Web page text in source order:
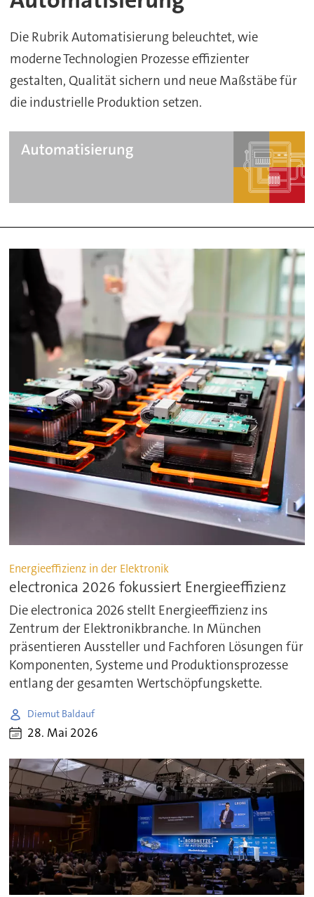
Die Rubrik Automatisierung beleuchtet, wie
moderne Technologien Prozesse effizienter
gestalten, Qualität sichern und neue Maßstäbe für
die industrielle Produktion setzen.
Energieeffizienz in der Elektronik
electronica 2026 fokussiert Energieeffizienz
Die electronica 2026 stellt Energieeffizienz ins
Zentrum der Elektronikbranche. In München
präsentieren Aussteller und Fachforen Lösungen für
Komponenten, Systeme und Produktionsprozesse
entlang der gesamten Wertschöpfungskette.
Diemut Baldauf
28. Mai 2026